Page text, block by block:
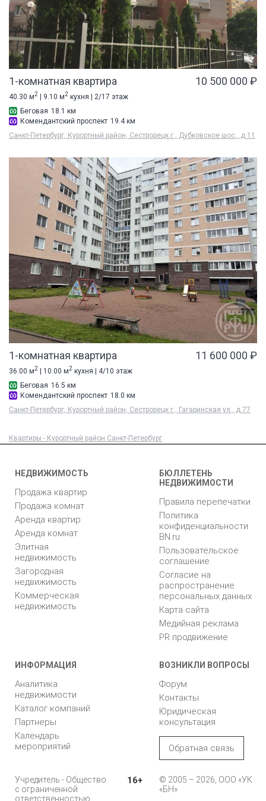
1-комнатная квартира 10 500 000 ₽
40.30 м2 | 9.10 м2 кухня | 2/17 этаж
Беговая 18.1 км
Комендантский проспект 19.4 км
Санкт-Петербург, Курортный район, Сестрорецк г., Дубковское шос., д 11
1-комнатная квартира 11 600 000 ₽
36.00 м2 | 10.00 м2 кухня | 4/10 этаж
Беговая 16.5 км
Комендантский проспект 18.0 км
Санкт-Петербург, Курортный район, Сестрорецк г., Гагаринская ул., д 77
Квартиры - Курортный район Санкт-Петербург
НЕДВИЖИМОСТЬ
Продажа квартир
Продажа комнат
Аренда квартир
Аренда комнат
Элитная
недвижимость
Загородная
недвижимость
Коммерческая
недвижимость
БЮЛЛЕТЕНЬ
НЕДВИЖИМОСТИ
Правила перепечатки
Политика
конфиденциальности
BN.ru
Пользовательское
соглашение
Согласие на
распространение
персональных данных
Карта сайта
Медийная реклама
PR продвижение
ИНФОРМАЦИЯ
Аналитика
недвижимости
Каталог компаний
Партнеры
Календарь
мероприятий
ВОЗНИКЛИ ВОПРОСЫ
Форум
Контакты
Юридическая
консультация
Обратная связь
Учредитель - Общество
с ограниченной
ответственностью
16+
© 2005 – 2026, ООО «УК
«БН»